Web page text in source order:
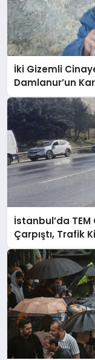
İki Gizemli
Damlanur’un
İstanbul’da
Çarpıştı, Trafik